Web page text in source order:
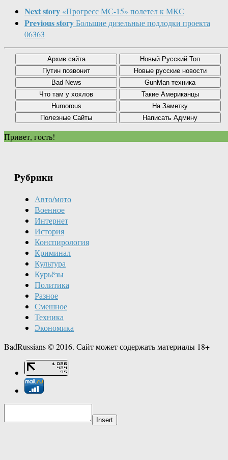
Next story «Прогресс МС-15» полетел к МКС
Previous storyБольшие дизельные подлодки проекта
06363
Привет, гость!
Рубрики
Авто/мото
Военное
Интернет
История
Конспирология
Криминал
Культура
Курьёзы
Политика
Разное
Смешное
Техника
Экономика
BadRussians © 2016. Сайт может содержать материалы 18+
Insert